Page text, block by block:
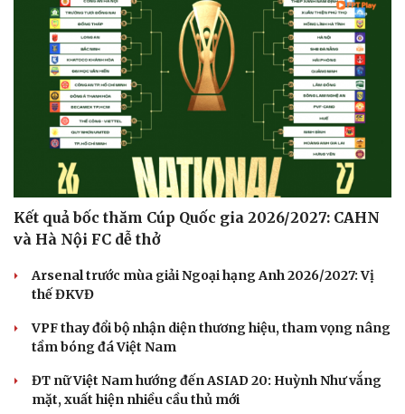
Kết quả bốc thăm Cúp Quốc gia 2026/2027: CAHN
và Hà Nội FC dễ thở
Arsenal trước mùa giải Ngoại hạng Anh 2026/2027: Vị
thế ĐKVĐ
VPF thay đổi bộ nhận diện thương hiệu, tham vọng nâng
tầm bóng đá Việt Nam
ĐT nữ Việt Nam hướng đến ASIAD 20: Huỳnh Như vắng
mặt, xuất hiện nhiều cầu thủ mới